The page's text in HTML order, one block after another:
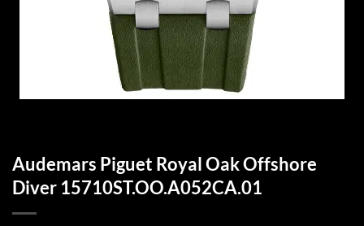
Audemars Piguet Royal Oak Offshore
Diver 15710ST.OO.A052CA.01